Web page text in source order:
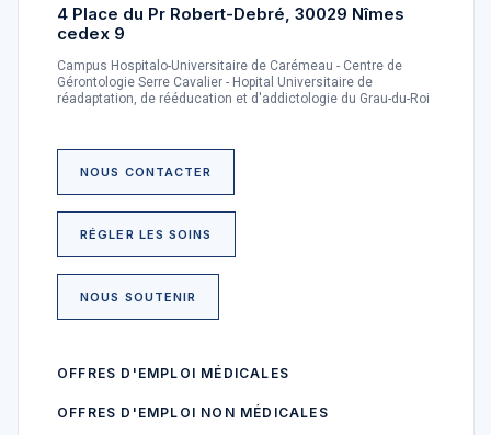
4 Place du Pr Robert-Debré, 30029 Nîmes
cedex 9
Campus Hospitalo-Universitaire de Carémeau - Centre de
Gérontologie Serre Cavalier - Hopital Universitaire de
réadaptation, de rééducation et d'addictologie du Grau-du-Roi
NOUS CONTACTER
RÉGLER LES SOINS
NOUS SOUTENIR
OFFRES D'EMPLOI MÉDICALES
OFFRES D'EMPLOI NON MÉDICALES